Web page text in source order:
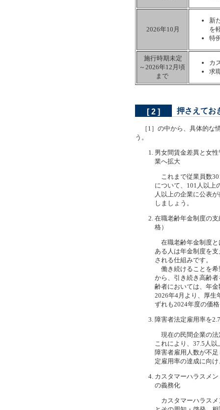
2026年10月
新
を
特
施行時期未定
～2026年12月頃
まで
カ
求
[ 2 ] 押さえてお
［1］の中から、具体的な
う。
男女間賃金差異と女
業へ拡大
これまで従業員数
について、101人以上
人以上の企業に公表
しましょう。
在職老齢年金制度の
格）
在職老齢年金制度と
ある人は年金制度を
される仕組みです。
働き続けることを希
から、引き続き高齢
齢者においては、年
2026年4月より、厚生
ずれも2024年度の価
障害者法定雇用率を
現在の民間企業の法
これにより、37.5人
障害者雇用人数が不
定雇用率の達成に向
カスタマーハラスメ
の義務化
カスタマーハラスメ